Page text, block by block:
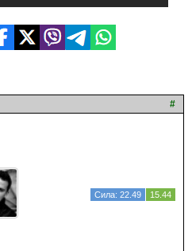
#
Сила: 22.49 15.44